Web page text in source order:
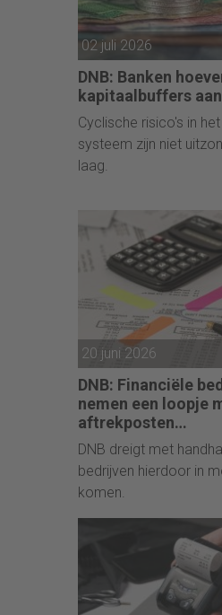
02 juli 2026
DNB: Banken
kapitaalbuffers
Cyclische risico's in
systeem zijn niet
laag.
20 juni 2026
DNB: Financiële
nemen een loopje
aftrekposten
vastekostenvereiste
DNB dreigt met
bedrijven hierdoor in
komen.